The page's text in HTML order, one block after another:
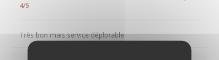
4/5
Très bon mais service déplorable